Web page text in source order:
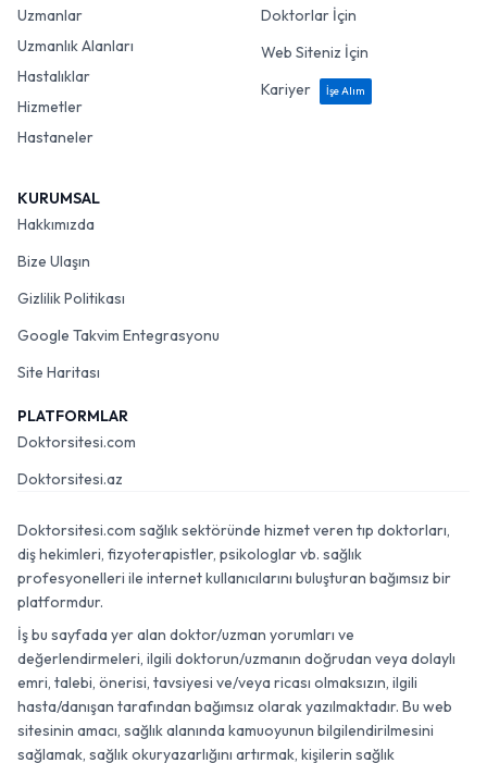
Uzmanlar
Uzmanlık Alanları
Hastalıklar
Hizmetler
Hastaneler
Doktorlar İçin
Web Siteniz İçin
Kariyer
İşe Alım
KURUMSAL
Hakkımızda
Bize Ulaşın
Gizlilik Politikası
Google Takvim Entegrasyonu
Site Haritası
PLATFORMLAR
Doktorsitesi.com
Doktorsitesi.az
Doktorsitesi.com sağlık sektöründe hizmet veren tıp doktorları,
diş hekimleri, fizyoterapistler, psikologlar vb. sağlık
profesyonelleri ile internet kullanıcılarını buluşturan bağımsız bir
platformdur.
İş bu sayfada yer alan doktor/uzman yorumları ve
değerlendirmeleri, ilgili doktorun/uzmanın doğrudan veya dolaylı
emri, talebi, önerisi, tavsiyesi ve/veya ricası olmaksızın, ilgili
hasta/danışan tarafından bağımsız olarak yazılmaktadır. Bu web
sitesinin amacı, sağlık alanında kamuoyunun bilgilendirilmesini
sağlamak, sağlık okuryazarlığını artırmak, kişilerin sağlık